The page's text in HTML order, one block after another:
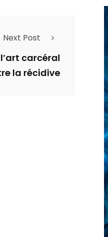
Next Post
carcéral
la récidive